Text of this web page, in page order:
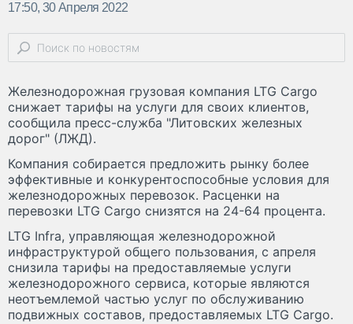
17:50, 30 Апреля 2022
Железнодорожная грузовая компания LTG Cargo
снижает тарифы на услуги для своих клиентов,
сообщила пресс-служба "Литовских железных
дорог" (ЛЖД).
Компания собирается предложить рынку более
эффективные и конкурентоспособные условия для
железнодорожных перевозок. Расценки на
перевозки LTG Cargo снизятся на 24-64 процента.
LTG Infra, управляющая железнодорожной
инфраструктурой общего пользования, с апреля
снизила тарифы на предоставляемые услуги
железнодорожного сервиса, которые являются
неотъемлемой частью услуг по обслуживанию
подвижных составов, предоставляемых LTG Cargo.